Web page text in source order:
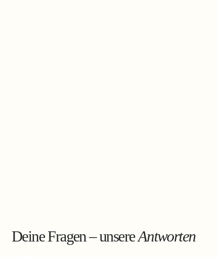
Deine Fragen – unsereAntworten